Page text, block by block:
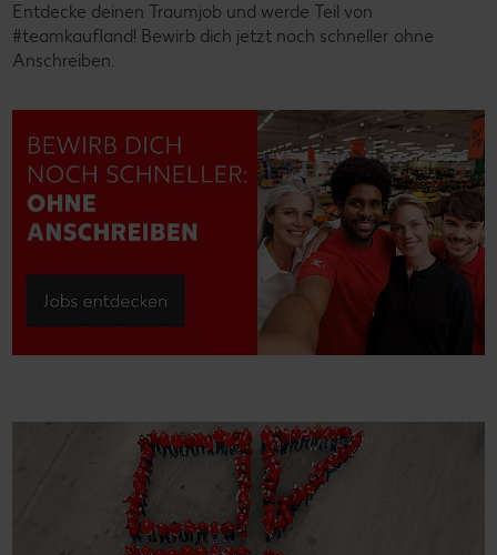
Entdecke deinen Traumjob und werde Teil von
#teamkaufland! Bewirb dich jetzt noch schneller ohne
Anschreiben.